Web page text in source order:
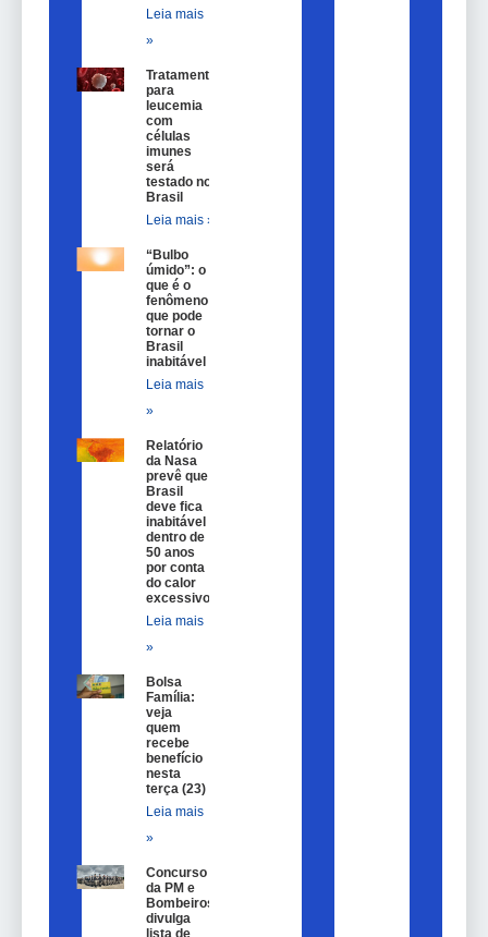
Leia mais
»
Tratamento
para
leucemia
com
células
imunes
será
testado no
Brasil
Leia mais »
“Bulbo
úmido”: o
que é o
fenômeno
que pode
tornar o
Brasil
inabitável
Leia mais
»
Relatório
da Nasa
prevê que
Brasil
deve fica
inabitável
dentro de
50 anos
por conta
do calor
excessivo
Leia mais
»
Bolsa
Família:
veja
quem
recebe
benefício
nesta
terça (23)
Leia mais
»
Concurso
da PM e
Bombeiros
divulga
lista de